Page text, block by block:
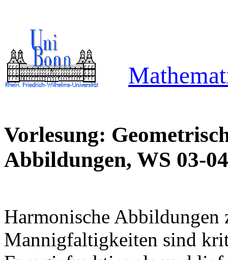
Vorlesung:
Abbildungen, WS 03-04
Harmonische Abbildungen
Mannigfaltigkeiten sind